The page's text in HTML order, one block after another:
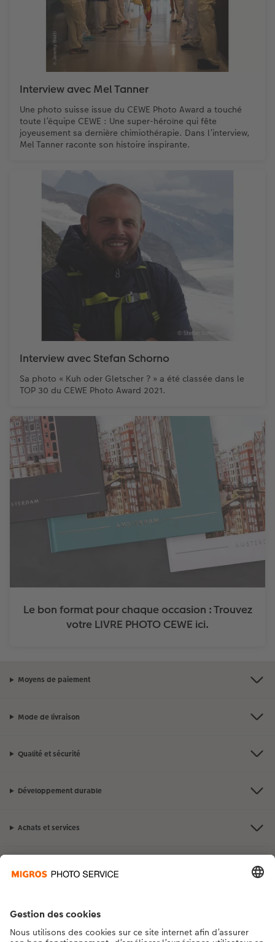
Interview avec Mel Tanner
Une photo suisse issue du CEWE Photo Award a touché
toute l’équipe CEWE : Une super-héroïne qui fête
joyeusement sa dernière chimiothérapie. Dans l’interview,
Mel Tanner raconte son histoire inspirante.
Interview avec Stefan Schorno
Sa photo « Kuh oder Gletscher ? » a été classée dans le
TOP 30 du CEWE Photo Award 2021.
Le bon format pour chaque occasion : Trouvez
votre LIVRE PHOTO CEWE ici.
Moyens de paiement
Mode de livraison
Qualité et sécurité
Développement durable
Achats et services
La Migros